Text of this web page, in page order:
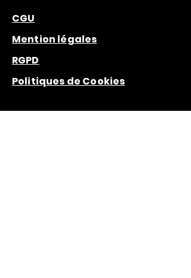
CGU
Mention légales
RGPD
Politiques de Cookies